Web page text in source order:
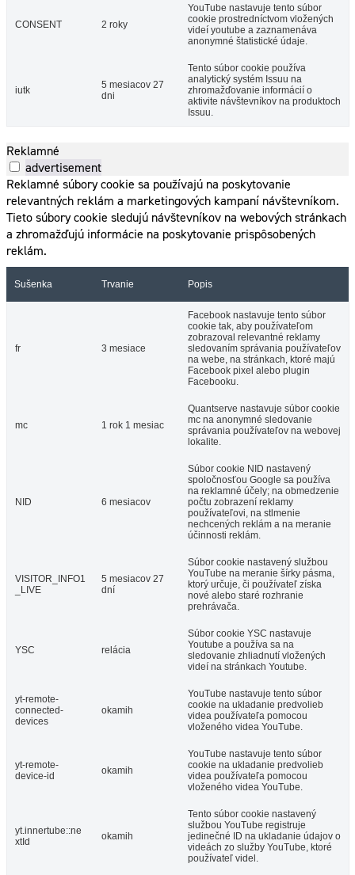
CONSENT 2 roky
YouTube nastavuje tento súbor
cookie prostredníctvom vložených
videí youtube a zaznamenáva
anonymné štatistické údaje.
iutk
5 mesiacov 27
dni
Tento súbor cookie používa
analytický systém Issuu na
zhromažďovanie informácií o
aktivite návštevníkov na produktoch
Issuu.
Reklamné
advertisement
Reklamné súbory cookie sa používajú na poskytovanie
relevantných reklám a marketingových kampaní návštevníkom.
Tieto súbory cookie sledujú návštevníkov na webových stránkach
a zhromažďujú informácie na poskytovanie prispôsobených
reklám.
Sušenka Trvanie Popis
fr 3 mesiace
Facebook nastavuje tento súbor
cookie tak, aby používateľom
zobrazoval relevantné reklamy
sledovaním správania používateľov
na webe, na stránkach, ktoré majú
Facebook pixel alebo plugin
Facebooku.
mc 1 rok 1 mesiac
Quantserve nastavuje súbor cookie
mc na anonymné sledovanie
správania používateľov na webovej
lokalite.
NID 6 mesiacov
Súbor cookie NID nastavený
spoločnosťou Google sa používa
na reklamné účely; na obmedzenie
počtu zobrazení reklamy
používateľovi, na stlmenie
nechcených reklám a na meranie
účinnosti reklám.
VISITOR_INFO1
_LIVE
5 mesiacov 27
dní
Súbor cookie nastavený službou
YouTube na meranie šírky pásma,
ktorý určuje, či používateľ získa
nové alebo staré rozhranie
prehrávača.
YSC relácia
Súbor cookie YSC nastavuje
Youtube a používa sa na
sledovanie zhliadnutí vložených
videí na stránkach Youtube.
yt-remote-
connected-
devices
okamih
YouTube nastavuje tento súbor
cookie na ukladanie predvolieb
videa používateľa pomocou
vloženého videa YouTube.
yt-remote-
device-id
okamih
YouTube nastavuje tento súbor
cookie na ukladanie predvolieb
videa používateľa pomocou
vloženého videa YouTube.
yt.innertube::ne
xtId
okamih
Tento súbor cookie nastavený
službou YouTube registruje
jedinečné ID na ukladanie údajov o
videách zo služby YouTube, ktoré
používateľ videl.